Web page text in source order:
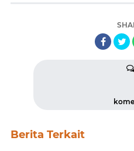
Berita Terkait